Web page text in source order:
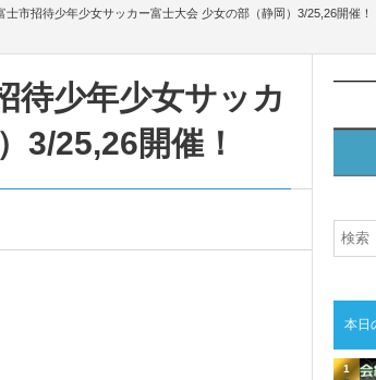
士市招待少年少女サッカー富士大会 少女の部（静岡）3/25,26開催！
待少年少女サッカ
3/25,26開催！
本日
1